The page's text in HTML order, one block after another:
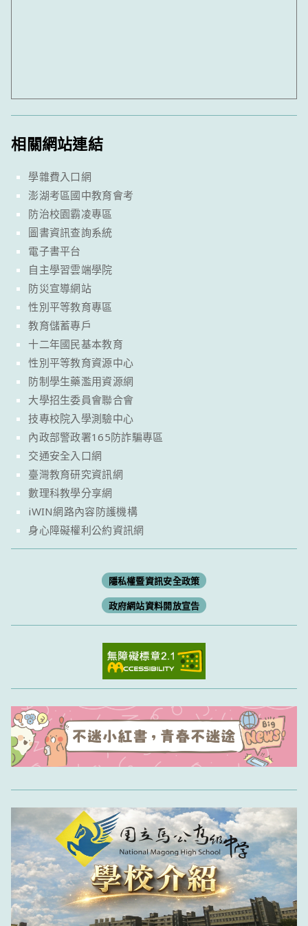
相關網站連結
學雜費入口網
澎湖考區國中教育會考
防治校園霸凌專區
圖書資訊查詢系統
電子書平台
自主學習雲端學院
防災宣導網站
性別平等教育專區
教育儲蓄專戶
十二年國民基本教育
性別平等教育資源中心
防制學生藥濫用資源網
大學招生委員會聯合會
技專校院入學測驗中心
內政部警政署165防詐騙專區
交通安全入口網
臺灣教育研究資訊網
數理科教學分享網
iWIN網路內容防護機構
身心障礙權利公約資訊網
隱私權暨資訊安全政策
政府網站資料開放宣告